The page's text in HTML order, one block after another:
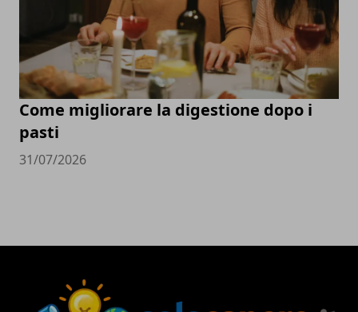
Come migliorare la digestione dopo i
pasti
31/07/2026